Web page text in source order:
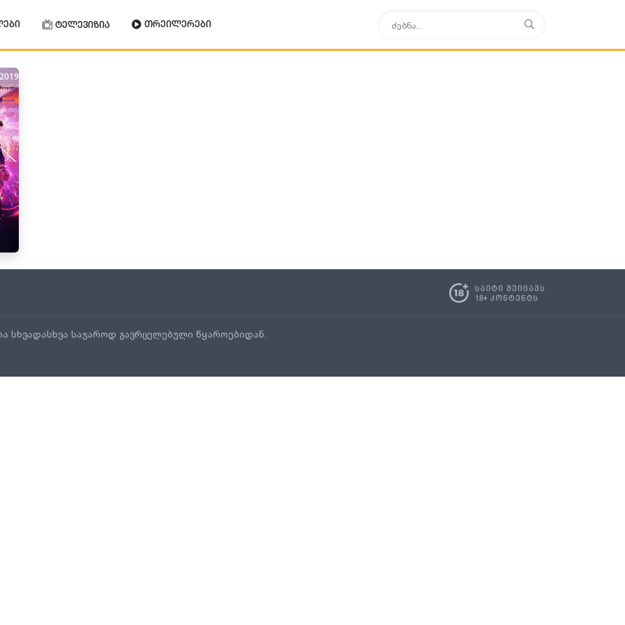
ტელევიზია თრეილერები
2019
სხვადასხვა საჯაროდ გავრცელებული წყაროებიდან.